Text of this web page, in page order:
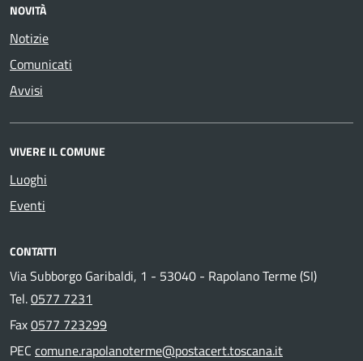
NOVITÀ
Notizie
Comunicati
Avvisi
VIVERE IL COMUNE
Luoghi
Eventi
CONTATTI
Via Subborgo Garibaldi, 1 - 53040 - Rapolano Terme (SI)
Tel.0577 7231
Fax0577 723299
PEC comune.rapolanoterme@postacert.toscana.it